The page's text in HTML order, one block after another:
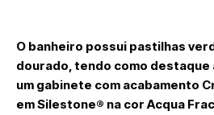
O banheiro possui pastilhas
dourado, tendo como destaque
um gabinete com acabamento
em Silestone® na cor Acqua